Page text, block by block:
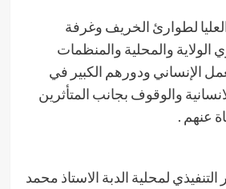
لطوارئ الخريف وغرفة
والمحلية والمنظمات
الإنساني ودورهم الكبير في
والوقوف بجانب المتأثرين
عنهم .
لمحلية الدبة الاستاذ محمد